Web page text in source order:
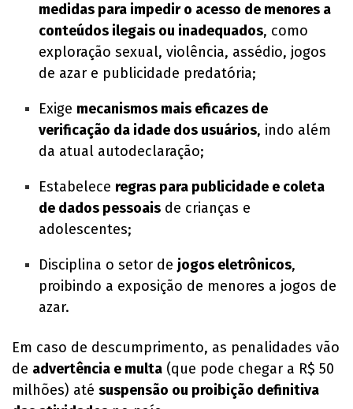
medidas para impedir o acesso de menores a
conteúdos ilegais ou inadequados, como
exploração sexual, violência, assédio, jogos
de azar e publicidade predatória;
Exige mecanismos mais eficazes de
verificação da idade dos usuários, indo além
da atual autodeclaração;
Estabelece regras para publicidade e coleta
de dados pessoais de crianças e
adolescentes;
Disciplina o setor dejogos eletrônicos,
proibindo a exposição de menores a jogos de
azar.
Em caso de descumprimento, as penalidades vão
de advertência e multa (que pode chegar a R$ 50
milhões) até suspensão ou proibição definitiva